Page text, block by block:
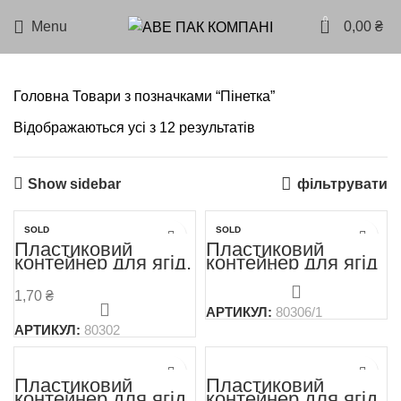
Menu 0 0,00 ₴
Головна Товари з позначками “Пінетка”
Відображаються усі з 12 результатів
Show sidebar фільтрувати
SOLD
Пластиковий
контейнер для ягід,
фруктів та овочів
Т1- 500/55
(186х114х55) 500 г
без кришки
1,70 ₴
АРТИКУЛ: 80302
SOLD
Пластиковий
контейнер для ягід
Т1-250/35 250 г
чорна (кришка
продається окремо)
АРТИКУЛ: 80306/1
Пластиковий Пластиковий